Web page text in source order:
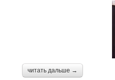
читать дальше →